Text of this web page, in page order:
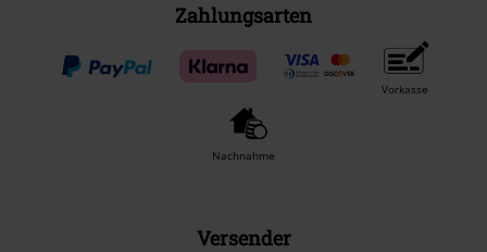
Zahlungsarten
Vorkasse
Nachnahme
Versender